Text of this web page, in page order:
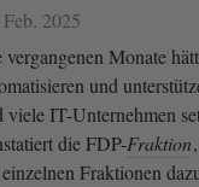
2025
vergangenen Monate
und
viele IT-Unternehmen
die FDP-Fraktion
Fraktionen